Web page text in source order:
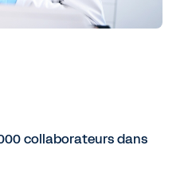
collaborateurs dans